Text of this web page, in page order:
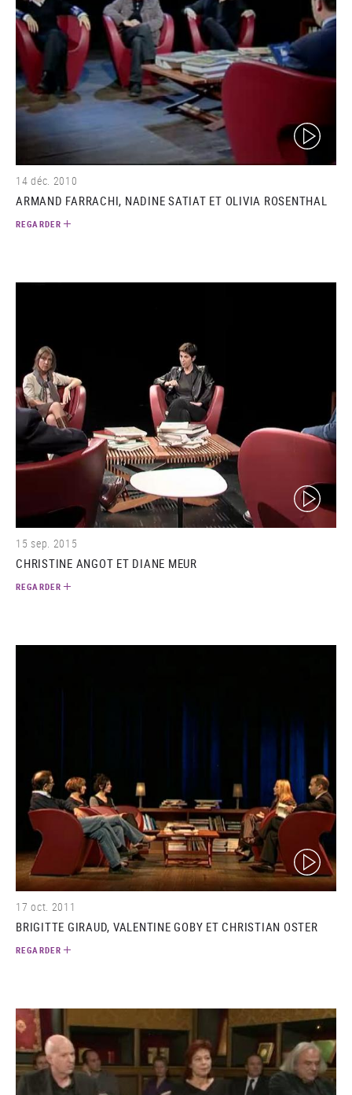
(video)
14 déc. 2010
ARMAND FARRACHI, NADINE SATIAT ET OLIVIA ROSENTHAL
REGARDER
(video)
15 sep. 2015
CHRISTINE ANGOT ET DIANE MEUR
REGARDER
(video)
17 oct. 2011
BRIGITTE GIRAUD, VALENTINE GOBY ET CHRISTIAN OSTER
REGARDER